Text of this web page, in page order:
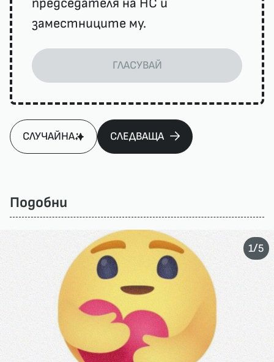
председателя на НС и
заместниците му.
ГЛАСУВАЙ
СЛУЧАЙНА СЛЕДВАЩА
Подобни
1/5